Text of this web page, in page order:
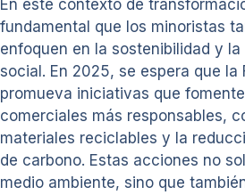
En este contexto de
fundamental que los minoristas
enfoquen en la sostenibilidad y la
social. En 2025, se espera que la
promueva iniciativas que
comerciales más responsables,
materiales reciclables y la
de carbono. Estas acciones no
medio ambiente, sino que